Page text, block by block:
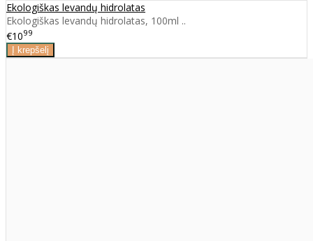
Ekologiškas levandų hidrolatas
Ekologiškas levandų hidrolatas, 100ml ..
€1099